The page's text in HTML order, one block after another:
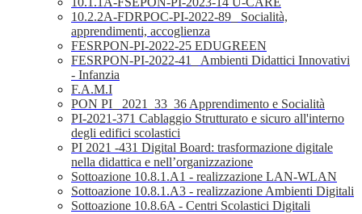
10.2.2A-FDRPOC-PI-2022-89_ Socialità,
apprendimenti, accoglienza
FESRPON-PI-2022-25 EDUGREEN
FESRPON-PI-2022-41_ Ambienti Didattici Innovativi
- Infanzia
F.A.M.I
PON PI_ 2021_33_36 Apprendimento e Socialità
PI-2021-371 Cablaggio Strutturato e sicuro all'interno
degli edifici scolastici
PI 2021 -431 Digital Board: trasformazione digitale
nella didattica e nell’organizzazione
Sottoazione 10.8.1.A1 - realizzazione LAN-WLAN
Sottoazione 10.8.1.A3 - realizzazione Ambienti Digitali
Sottoazione 10.8.6A - Centri Scolastici Digitali